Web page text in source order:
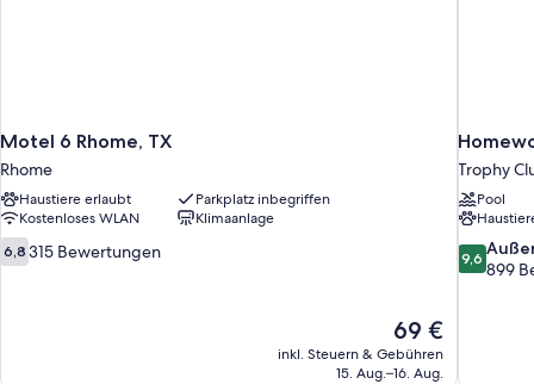
Motel 6 Rhome, TX
Rhome
Haustiere erlaubt
Parkplatz inbegriffen
Kostenloses WLAN
Klimaanlage
6.8
von
6,8 315 Bewertungen
Der
Preis
beträgt
69 €
inkl. Steuern & Gebühren
15. Aug.–16. Aug.
Trophy
Pool
9.6
von
9,6
899